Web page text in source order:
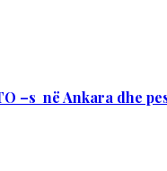
–s në Ankara dhe